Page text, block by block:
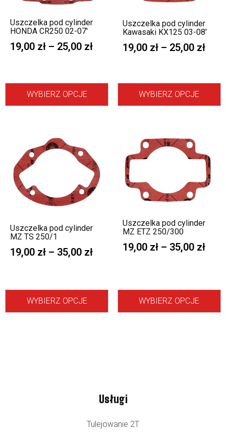
Uszczelka pod cylinder
HONDA CR250 02-07′
19,00 zł – 25,00 zł
WYBIERZ OPCJE
Uszczelka pod cylinder
Kawasaki KX125 03-08′
19,00 zł – 25,00 zł
WYBIERZ OPCJE
Uszczelka pod cylinder
MZ TS 250/1
19,00 zł – 35,00 zł
WYBIERZ OPCJE
Uszczelka pod cylinder
MZ ETZ 250/300
19,00 zł – 35,00 zł
WYBIERZ OPCJE
Usługi
Tulejowanie 2T